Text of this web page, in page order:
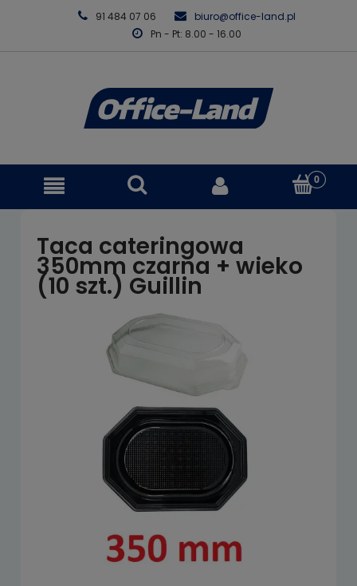
91 484 07 06
biuro@office-land.pl
Pn - Pt: 8.00 - 16.00
Taca cateringowa
350mm czarna + wieko
(10 szt.) Guillin